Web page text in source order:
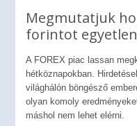
Megmutatjuk
forintot
A FOREX piac lassan
hétköznapokban.
világhálón böngésző
olyan komoly
máshol nem lehet elérni.